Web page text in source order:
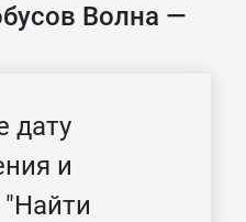
Волна —
дату
и